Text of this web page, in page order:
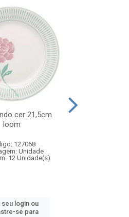
cer 21,5cm
loom
127068
Unidade
12 Unidade(s)
seu login ou
se para